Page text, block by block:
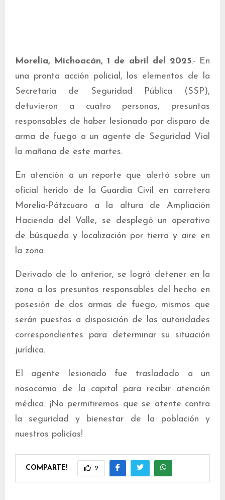
Morelia, Michoacán, 1 de abril del 2025.- En
una pronta acción policial, los elementos de la
Secretaría de Seguridad Pública (SSP),
detuvieron a cuatro personas, presuntas
responsables de haber lesionado por disparo de
arma de fuego a un agente de Seguridad Vial
la mañana de este martes.
En atención a un reporte que alertó sobre un
oficial herido de la Guardia Civil en carretera
Morelia-Pátzcuaro a la altura de Ampliación
Hacienda del Valle, se desplegó un operativo
de búsqueda y localización por tierra y aire en
la zona.
Derivado de lo anterior, se logró detener en la
zona a los presuntos responsables del hecho en
posesión de dos armas de fuego, mismos que
serán puestos a disposición de las autoridades
correspondientes para determinar su situación
jurídica.
El agente lesionado fue trasladado a un
nosocomio de la capital para recibir atención
médica. ¡No permitiremos que se atente contra
la seguridad y bienestar de la población y
nuestros policías!
COMPARTE! 2